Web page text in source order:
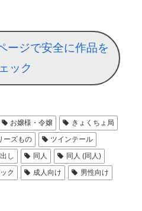
ージで安全に作品を
ック
お嬢様・令嬢
きょくちょ局
ーズもの
ツインテール
し 同人
同人 (同人)
ク 成人向け
男性向け